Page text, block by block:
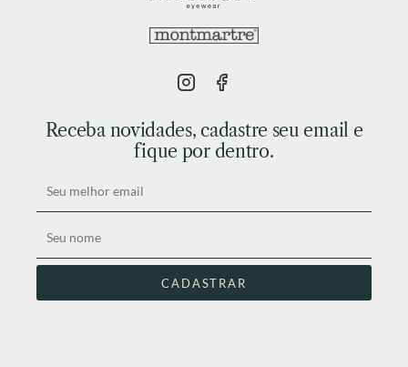
Receba novidades, cadastre seu email e
fique por dentro.